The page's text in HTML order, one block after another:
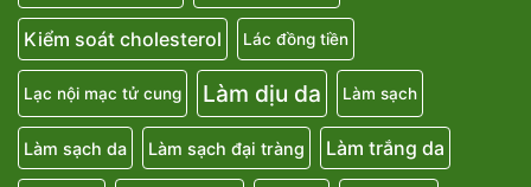
Kiểm soát cholesterol Lác đồng tiền
Lạc nội mạc tử cung Làm dịu da Làm sạch
Làm sạch da Làm sạch đại tràng Làm trắng da